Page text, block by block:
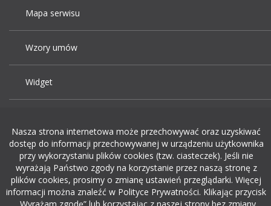
Mapa serwisu
Wzory umów
Widget
Dodaj ogłoszenie o pracę
rekrutacja w it
Nasza strona internetowa może przechowywać oraz uzyskiwać
dostęp do informacji przechowywanej w urządzeniu użytkownika
przy wykorzystaniu plików cookies (tzw. ciasteczek). Jeśli nie
wyrażają Państwo zgody na korzystanie przez naszą stronę z
plików cookies, prosimy o zmianę ustawień przeglądarki. Więcej
informacji można znaleźć w Polityce Prywatności. Klikając przycisk